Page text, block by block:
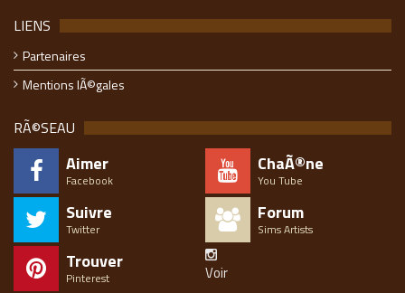
LIENS
Partenaires
Mentions lÃ©gales
RÃ©SEAU
Aimer
Facebook
ChaÃ®ne
You Tube
Suivre
Twitter
Forum
Sims Artists
Trouver
Pinterest
Voir